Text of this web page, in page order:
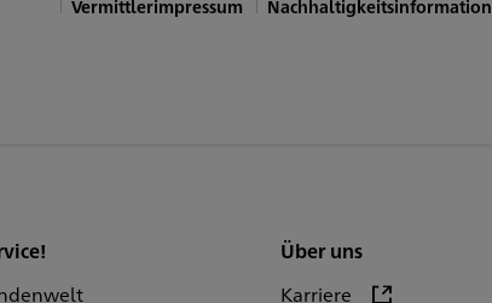
Vermittlerimpressum
Nachhaltigkeitsinformation
Über uns
Karriere